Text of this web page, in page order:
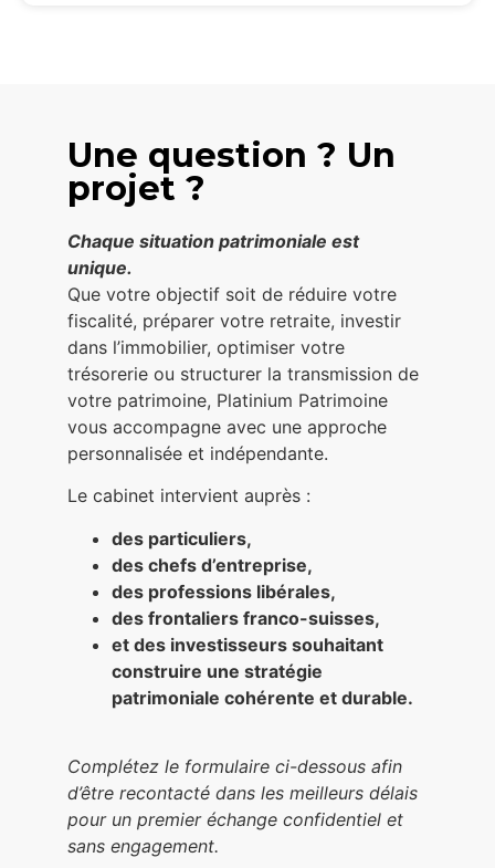
Une question ? Un
projet ?
Chaque situation patrimoniale est
unique.
Que votre objectif soit de réduire votre
fiscalité, préparer votre retraite, investir
dans l’immobilier, optimiser votre
trésorerie ou structurer la transmission de
votre patrimoine, Platinium Patrimoine
vous accompagne avec une approche
personnalisée et indépendante.
Le cabinet intervient auprès :
des particuliers,
des chefs d’entreprise,
des professions libérales,
des frontaliers franco-suisses,
et des investisseurs souhaitant
construire une stratégie
patrimoniale cohérente et durable.
Complétez le formulaire ci-dessous afin
d’être recontacté dans les meilleurs délais
pour un premier échange confidentiel et
sans engagement.